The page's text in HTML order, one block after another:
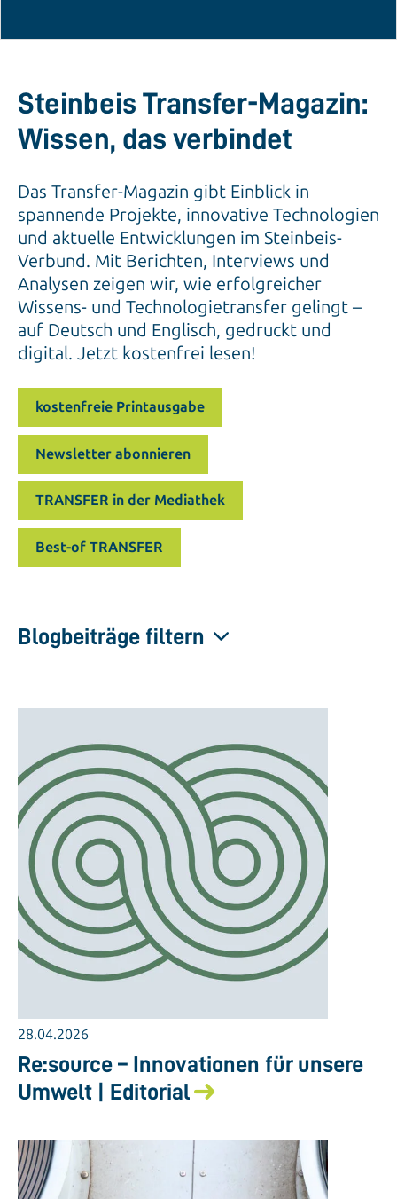
Steinbeis Transfer-Magazin:
Wissen, das verbindet
Das Transfer-Magazin gibt Einblick in
spannende Projekte, innovative Technologien
und aktuelle Entwicklungen im Steinbeis-
Verbund. Mit Berichten, Interviews und
Analysen zeigen wir, wie erfolgreicher
Wissens- und Technologietransfer gelingt –
auf Deutsch und Englisch, gedruckt und
digital. Jetzt kostenfrei lesen!
kostenfreie Printausgabe
Newsletter abonnieren
TRANSFER in der Mediathek
Best-of TRANSFER
Blogbeiträge filtern
28.04.2026
Re:source – Innovationen für unsere
Umwelt | Editorial